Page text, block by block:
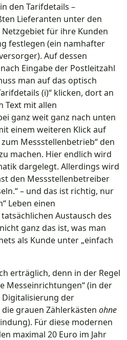
den Tarifdetails –
Lieferanten unter den
für ihre Kunden
festlegen (ein namhafter
Auf dessen
Eingabe der Postleitzahl
man auf das optisch
(i)“ klicken, dort an
Text mit allen
ganz weit ganz nach unten
einem weiteren Klick auf
Messstellenbetrieb“ den
machen. Hier endlich wird
dargelegt. Allerdings wird
den Messstellenbetreiber
– und das ist richtig, nur
Leben einen
Austausch des
ganz das ist, was man
als Kunde unter „einfach
erträglich, denn in der Regel
Messeinrichtungen“ (in der
Digitalisierung der
grauen Zählerkästen ohne
Für diese modernen
maximal 20 Euro im Jahr